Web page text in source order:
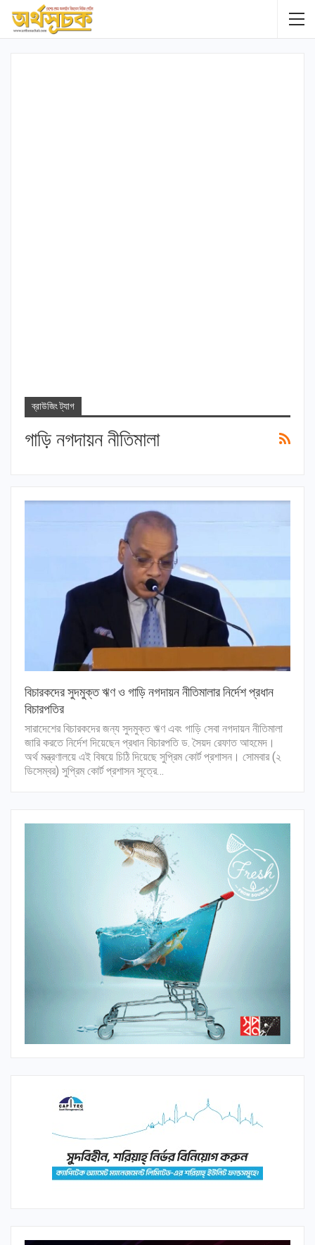
ব্রাউজিং ট্যাগ
গাড়ি নগদায়ন নীতিমালা
বিচারকদের সুদমুক্ত ঋণ ও গাড়ি নগদায়ন নীতিমালার নির্দেশ প্রধান
বিচারপতির
সারাদেশের বিচারকদের জন্য সুদমুক্ত ঋণ এবং গাড়ি সেবা নগদায়ন নীতিমালা
জারি করতে নির্দেশ দিয়েছেন প্রধান বিচারপতি ড. সৈয়দ রেফাত আহমেদ।
অর্থ মন্ত্রণালয়ে এই বিষয়ে চিঠি দিয়েছে সুপ্রিম কোর্ট প্রশাসন। সোমবার (২
ডিসেম্বর) সুপ্রিম কোর্ট প্রশাসন সূত্রে…